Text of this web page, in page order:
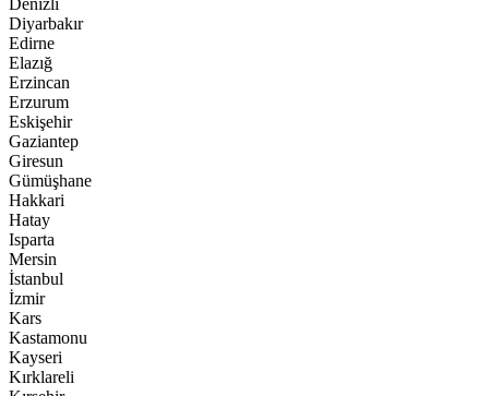
Denizli
Diyarbakır
Edirne
Elazığ
Erzincan
Erzurum
Eskişehir
Gaziantep
Giresun
Gümüşhane
Hakkari
Hatay
Isparta
Mersin
İstanbul
İzmir
Kars
Kastamonu
Kayseri
Kırklareli